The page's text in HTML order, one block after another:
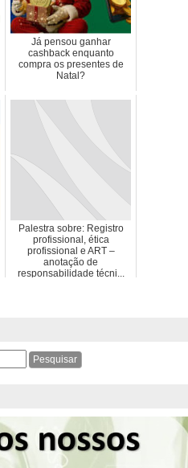
Já pensou ganhar
cashback enquanto
compra os presentes de
Natal?
Palestra sobre: Registro
profissional, ética
profissional e ART –
anotação de
responsabilidade técni...